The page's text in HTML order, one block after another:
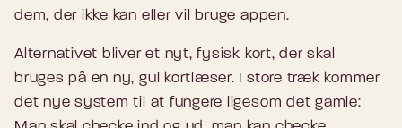
dem, der ikke kan eller vil bruge appen.
Alternativet bliver et nyt, fysisk kort, der skal
bruges på en ny, gul kortlæser. I store træk kommer
det nye system til at fungere ligesom det gamle: